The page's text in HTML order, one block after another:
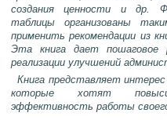
создания ценности и др.
таблицы организованы
применить рекомендации из
Эта книга дает пошаговое
реализации улучшений
Книга представляет интерес
которые хотят
эффективность работы